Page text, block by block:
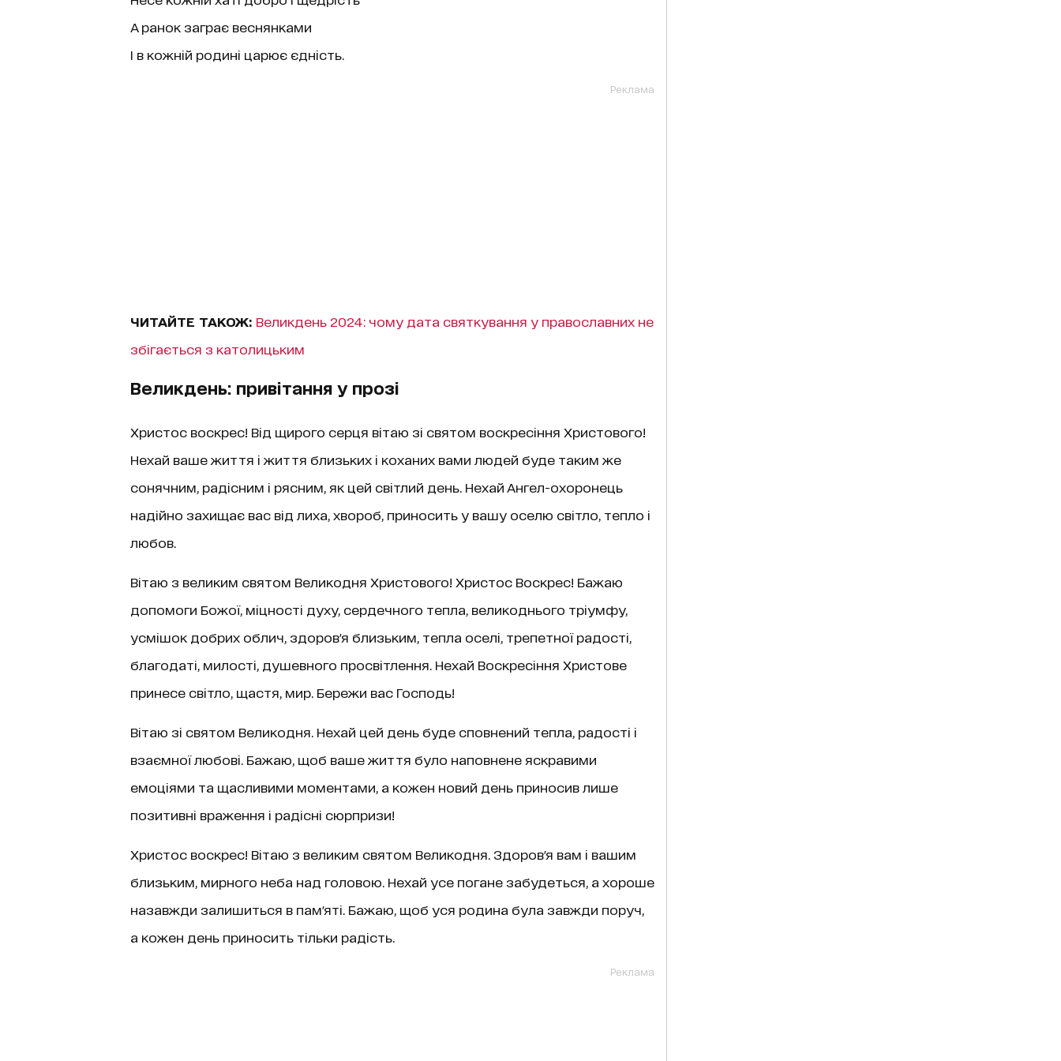
А ранок заграє веснянками
І в кожній родині царює єдність.
Реклама
ЧИТАЙТЕ ТАКОЖ: Великдень 2024: чому дата святкування у православних не
збігається з католицьким
Великдень: привітання у прозі
Христос воскрес! Від щирого серця вітаю зі святом воскресіння Христового!
Нехай ваше життя і життя близьких і коханих вами людей буде таким же
сонячним, радісним і рясним, як цей світлий день. Нехай Ангел-охоронець
надійно захищає вас від лиха, хвороб, приносить у вашу оселю світло, тепло і
любов.
Вітаю з великим святом Великодня Христового! Христос Воскрес! Бажаю
допомоги Божої, міцності духу, сердечного тепла, великоднього тріумфу,
усмішок добрих облич, здоров'я близьким, тепла оселі, трепетної радості,
благодаті, милості, душевного просвітлення. Нехай Воскресіння Христове
принесе світло, щастя, мир. Бережи вас Господь!
Вітаю зі святом Великодня. Нехай цей день буде сповнений тепла, радості і
взаємної любові. Бажаю, щоб ваше життя було наповнене яскравими
емоціями та щасливими моментами, а кожен новий день приносив лише
позитивні враження і радісні сюрпризи!
Христос воскрес! Вітаю з великим святом Великодня. Здоров'я вам і вашим
близьким, мирного неба над головою. Нехай усе погане забудеться, а хороше
назавжди залишиться в пам'яті. Бажаю, щоб уся родина була завжди поруч,
а кожен день приносить тільки радість.
Реклама